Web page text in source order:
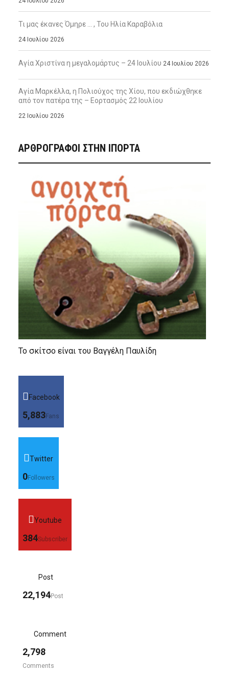
Τι μας έκανες Όμηρε … , Του Ηλία Καραβόλια
24 Ιουλίου 2026
Αγία Χριστίνα η μεγαλομάρτυς – 24 Ιουλίου 24 Ιουλίου 2026
Αγία Μαρκέλλα, η Πολιούχος της Χίου, που εκδιώχθηκε
από τον πατέρα της – Εορτασμός 22 Ιουλίου
22 Ιουλίου 2026
ΑΡΘΡΟΓΡΑΦΟΙ ΣΤΗΝ IΠΟΡΤΑ
Το σκίτσο είναι του Βαγγέλη Παυλίδη
Facebook
5,883Fans
Twitter
0Followers
Youtube
384Subscriber
Post
22,194Post
Comment
2,798
Comments